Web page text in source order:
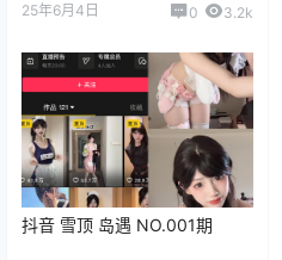
25年6月4日 0 3.2k
抖音 雪顶 岛遇 NO.001期